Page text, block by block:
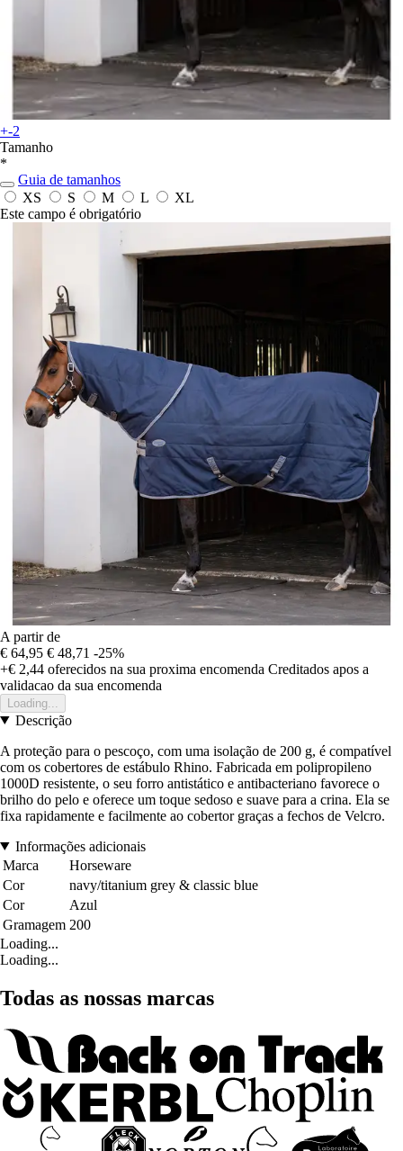
+-2
Tamanho
*
Guia de tamanhos
XS
S M L
XL
Este campo é obrigatório
A partir de
€ 64,95 € 48,71 -25%
+€ 2,44 oferecidos na sua proxima encomenda Creditados apos a
validacao da sua encomenda
Loading...
Descrição
A proteção para o pescoço, com uma isolação de 200 g, é compatível
com os cobertores de estábulo Rhino. Fabricada em polipropileno
1000D resistente, o seu forro antistático e antibacteriano favorece o
brilho do pelo e oferece um toque sedoso e suave para a crina. Ela se
fixa rapidamente e facilmente ao cobertor graças a fechos de Velcro.
Informações adicionais
Marca
Horseware
Cor
navy/titanium grey & classic blue
Cor
Azul
Gramagem 200
Loading...
Loading...
Todas as nossas marcas